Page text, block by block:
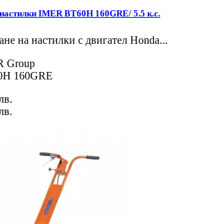
IMER BT60H 160GRE/ 5.5 к.с.
на настилки с двигател Honda...
Group
160GRE